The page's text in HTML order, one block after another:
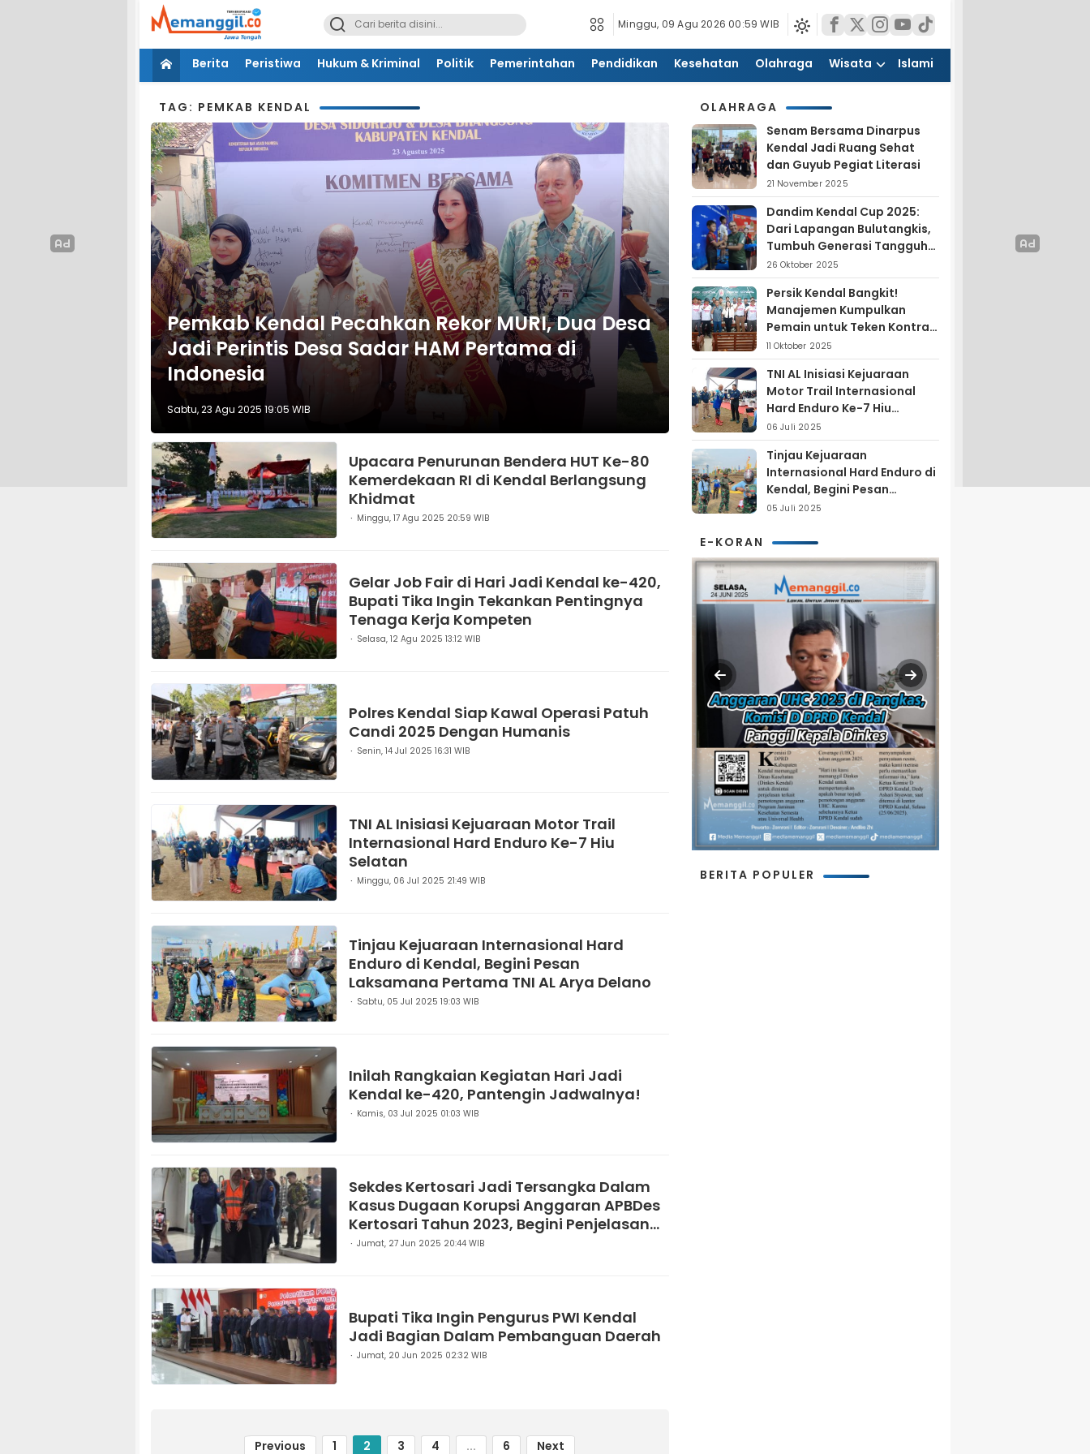
Minggu, 09 Agu 2026 00:59 WIB
Berita Peristiwa Hukum & Kriminal Politik Pemerintahan Pendidikan Kesehatan Olahraga Wisata Islami
TAG: PEMKAB KENDAL
Pemkab Kendal Pecahkan Rekor MURI, Dua Desa
Jadi Perintis Desa Sadar HAM Pertama di
Indonesia
Sabtu, 23 Agu 2025 19:05 WIB
Upacara Penurunan Bendera HUT Ke-80
Kemerdekaan RI di Kendal Berlangsung
Khidmat
Minggu, 17 Agu 2025 20:59 WIB
Gelar Job Fair di Hari Jadi Kendal ke-420,
Bupati Tika Ingin Tekankan Pentingnya
Tenaga Kerja Kompeten
Selasa, 12 Agu 2025 13:12 WIB
Polres Kendal Siap Kawal Operasi Patuh
Candi 2025 Dengan Humanis
Senin, 14 Jul 2025 16:31 WIB
TNI AL Inisiasi Kejuaraan Motor Trail
Internasional Hard Enduro Ke-7 Hiu
Selatan
Minggu, 06 Jul 2025 21:49 WIB
Tinjau Kejuaraan Internasional Hard
Enduro di Kendal, Begini Pesan
Laksamana Pertama TNI AL Arya Delano
Sabtu, 05 Jul 2025 19:03 WIB
Inilah Rangkaian Kegiatan Hari Jadi
Kendal ke-420, Pantengin Jadwalnya!
Kamis, 03 Jul 2025 01:03 WIB
Sekdes Kertosari Jadi Tersangka Dalam
Kasus Dugaan Korupsi Anggaran APBDes
Kertosari Tahun 2023, Begini Penjelasan
Kejar
Jumat, 27 Jun 2025 20:44 WIB
Bupati Tika Ingin Pengurus PWI Kendal
Jadi Bagian Dalam Pembanguan Daerah
Jumat, 20 Jun 2025 02:32 WIB
Previous 1 2 3 4 ... 6 Next
OLAHRAGA
Senam Bersama Dinarpus
Kendal Jadi Ruang Sehat
dan Guyub Pegiat Literasi
21 November 2025
Dandim Kendal Cup 2025:
Dari Lapangan Bulutangkis,
Tumbuh Generasi Tangguh
dan Nasionalis
26 Oktober 2025
Persik Kendal Bangkit!
Manajemen Kumpulkan
Pemain untuk Teken Kontrak
Jelang Liga 4
11 Oktober 2025
TNI AL Inisiasi Kejuaraan
Motor Trail Internasional
Hard Enduro Ke-7 Hiu
Selatan
06 Juli 2025
Tinjau Kejuaraan
Internasional Hard Enduro di
Kendal, Begini Pesan
Laksamana Pertama TNI AL
05 Juli 2025
E-KORAN
BERITA POPULER